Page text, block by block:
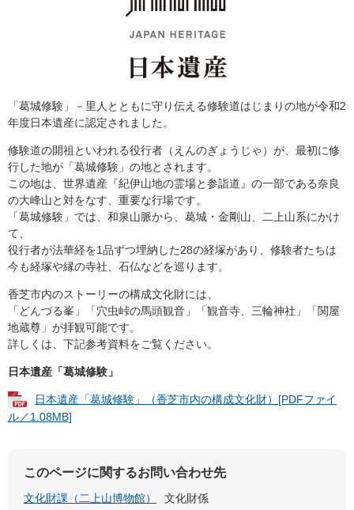
「葛城修験」－里人とともに守り伝える修験道はじまりの地が令和2
年度日本遺産に認定されました。
修験道の開祖といわれる役行者（えんのぎょうじゃ）が、最初に修
行した地が「葛城修験」の地とされます。
この地は、世界遺産『紀伊山地の霊場と参詣道』の一部である奈良
の大峰山と対をなす、重要な行場です。
「葛城修験」では、和泉山脈から、葛城・金剛山、二上山系にかけ
て、
役行者が法華経を1品ずつ埋納した28の経塚があり、修験者たちは
今も経塚や縁の寺社、石仏などを巡ります。
香芝市内のストーリーの構成文化財には、
「どんづる峯」「穴虫峠の馬頭観音」「観音寺、三輪神社」「関屋
地蔵尊」が拝観可能です。
詳しくは、下記参考資料をご覧ください。
日本遺産「葛城修験」
日本遺産「葛城修験」（香芝市内の構成文化財）[PDFファイ
ル／1.08MB]
このページに関するお問い合わせ先
文化財課（二上山博物館）
文化財係